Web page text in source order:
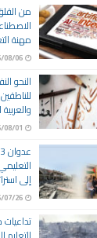
من
مهنة
08/06
النحو
08/01
إلى
07/26